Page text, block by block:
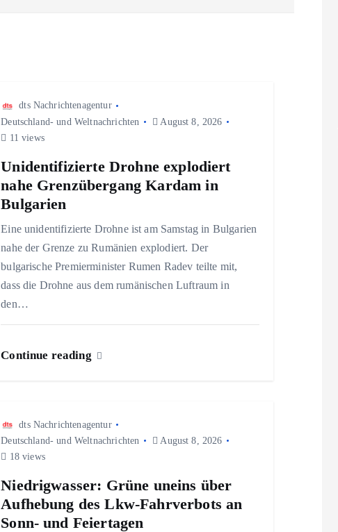
dts Nachrichtenagentur
Deutschland- und Weltnachrichten
August 8, 2026
11 views
Unidentifizierte Drohne explodiert
nahe Grenzübergang Kardam in
Bulgarien
Eine unidentifizierte Drohne ist am Samstag in Bulgarien
nahe der Grenze zu Rumänien explodiert. Der
bulgarische Premierminister Rumen Radev teilte mit,
dass die Drohne aus dem rumänischen Luftraum in
den…
Continue reading
dts Nachrichtenagentur
Deutschland- und Weltnachrichten
August 8, 2026
18 views
Niedrigwasser: Grüne uneins über
Aufhebung des Lkw-Fahrverbots an
Sonn- und Feiertagen